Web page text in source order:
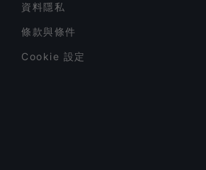
資料隱私
條款與條件
Cookie 設定